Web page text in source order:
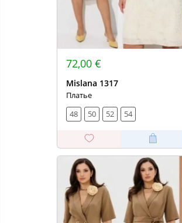
72,00 €
Mislana 1317
Платье
48
50 52 54